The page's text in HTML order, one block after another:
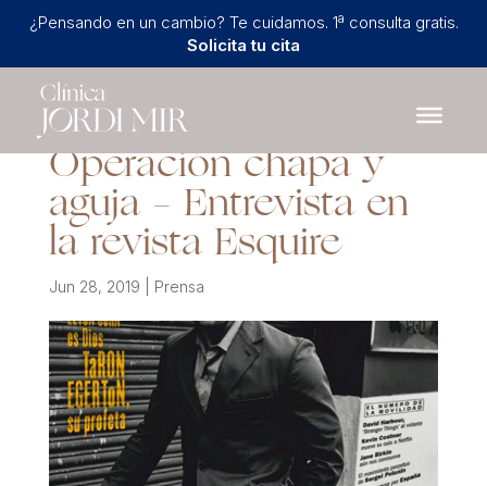
¿Pensando en un cambio? Te cuidamos. 1ª consulta gratis.
Solicita tu cita
Operación chapa y
aguja – Entrevista en
la revista Esquire
Jun 28, 2019 Prensa